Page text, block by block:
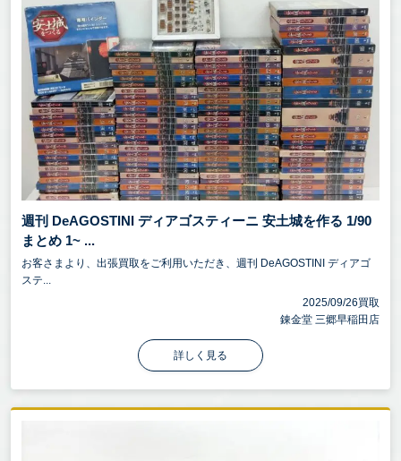
週刊 DeAGOSTINI ディアゴスティーニ 安土城を作る 1/90
まとめ 1~ ...
お客さまより、出張買取をご利用いただき、週刊 DeAGOSTINI ディアゴ
ステ...
2025/09/26買取
錬金堂 三郷早稲田店
詳しく見る